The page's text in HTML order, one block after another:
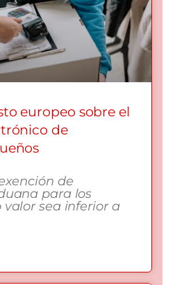
europeo sobre el
de
de
para los
sea inferior a